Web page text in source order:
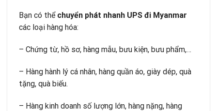
Bạn có thể chuyển phát nhanh UPS đi Myanmar
các loại hàng hóa:
– Chứng từ, hồ sơ, hàng mẫu, bưu kiện, bưu phẩm,…
– Hàng hành lý cá nhân, hàng quần áo, giày dép, quà
tặng, quà biếu.
– Hàng kinh doanh số lượng lớn, hàng nặng, hàng